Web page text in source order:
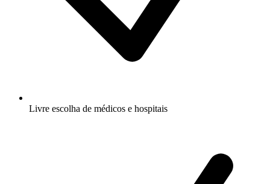
Livre escolha de médicos e hospitais